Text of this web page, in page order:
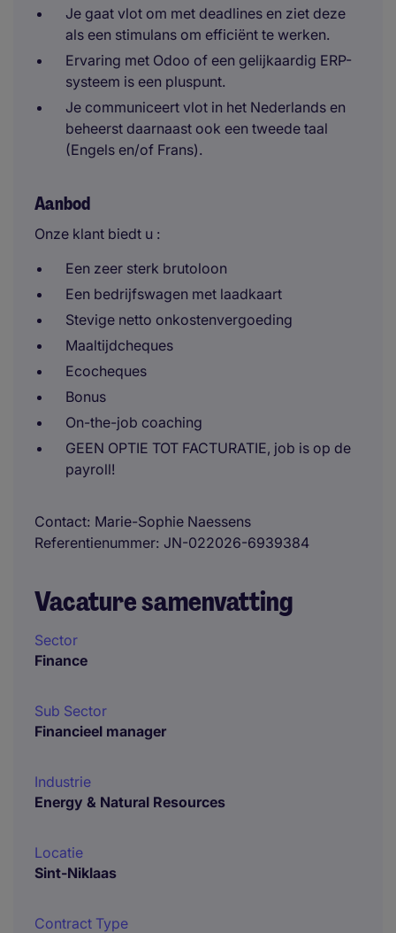
Je gaat vlot om met deadlines en ziet deze
als een stimulans om efficiënt te werken.
Ervaring met Odoo of een gelijkaardig ERP-
systeem is een pluspunt.
Je communiceert vlot in het Nederlands en
beheerst daarnaast ook een tweede taal
(Engels en/of Frans).
Aanbod
Onze klant biedt u :
Een zeer sterk brutoloon
Een bedrijfswagen met laadkaart
Stevige netto onkostenvergoeding
Maaltijdcheques
Ecocheques
Bonus
On-the-job coaching
GEEN OPTIE TOT FACTURATIE, job is op de
payroll!
Contact Marie-Sophie Naessens
Referentienummer JN-022026-6939384
Vacature samenvatting
Sector
Finance
Sub Sector
Financieel manager
Industrie
Energy & Natural Resources
Locatie
Sint-Niklaas
Contract Type